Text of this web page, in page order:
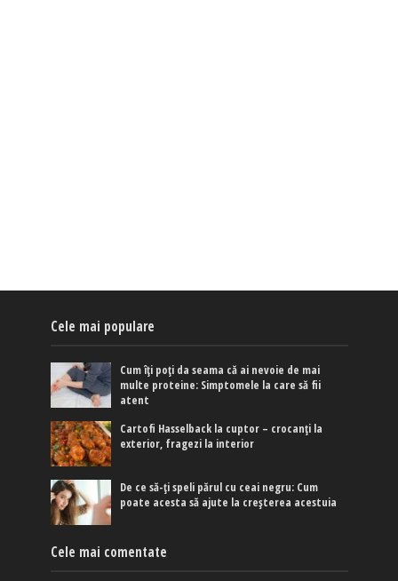
Cele mai populare
Cum îți poți da seama că ai nevoie de mai
multe proteine: Simptomele la care să fii
atent
Cartofi Hasselback la cuptor – crocanți la
exterior, fragezi la interior
De ce să-ți speli părul cu ceai negru: Cum
poate acesta să ajute la creșterea acestuia
Cele mai comentate